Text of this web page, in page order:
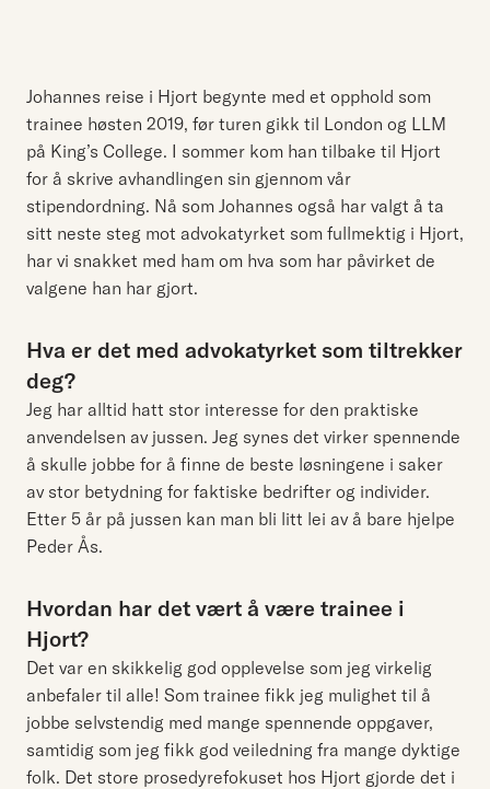
Johannes reise i Hjort begynte med et opphold som
trainee høsten 2019, før turen gikk til London og LLM
på King’s College. I sommer kom han tilbake til Hjort
for å skrive avhandlingen sin gjennom vår
stipendordning. Nå som Johannes også har valgt å ta
sitt neste steg mot advokatyrket som fullmektig i Hjort,
har vi snakket med ham om hva som har påvirket de
valgene han har gjort.
Hva er det med advokatyrket som tiltrekker
deg?
Jeg har alltid hatt stor interesse for den praktiske
anvendelsen av jussen. Jeg synes det virker spennende
å skulle jobbe for å finne de beste løsningene i saker
av stor betydning for faktiske bedrifter og individer.
Etter 5 år på jussen kan man bli litt lei av å bare hjelpe
Peder Ås.
Hvordan har det vært å være trainee i
Hjort?
Det var en skikkelig god opplevelse som jeg virkelig
anbefaler til alle! Som trainee fikk jeg mulighet til å
jobbe selvstendig med mange spennende oppgaver,
samtidig som jeg fikk god veiledning fra mange dyktige
folk. Det store prosedyrefokuset hos Hjort gjorde det i